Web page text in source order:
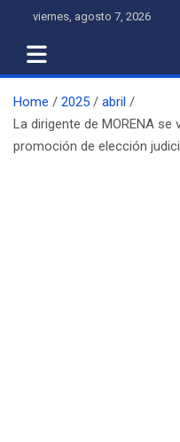
content
viernes, agosto 7, 2026
Home 2025
abril
La dirigente de MORENA
promoción de elección